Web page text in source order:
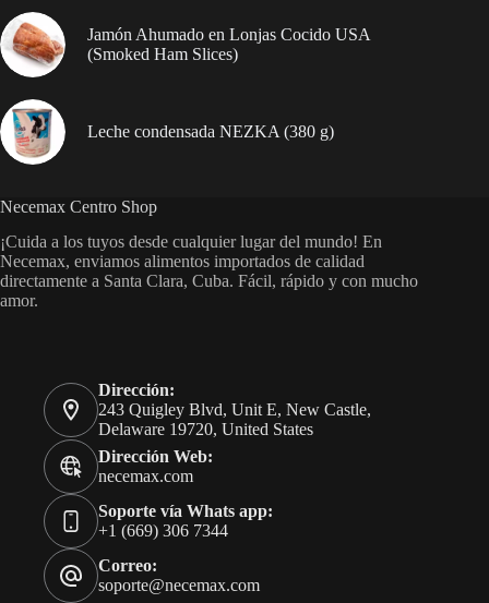
Jamón Ahumado en Lonjas Cocido USA
(Smoked Ham Slices)
Leche condensada NEZKA (380 g)
Necemax Centro Shop
¡Cuida a los tuyos desde cualquier lugar del mundo! En
Necemax, enviamos alimentos importados de calidad
directamente a Santa Clara, Cuba. Fácil, rápido y con mucho
amor.
Dirección:
243 Quigley Blvd, Unit E, New Castle,
Delaware 19720, United States
Dirección Web:
necemax.com
Soporte vía Whats app:
+1 (669) 306 7344
Correo:
soporte@necemax.com